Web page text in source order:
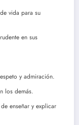
vida para su
en sus
y admiración.
los demás.
enseñar y explicar